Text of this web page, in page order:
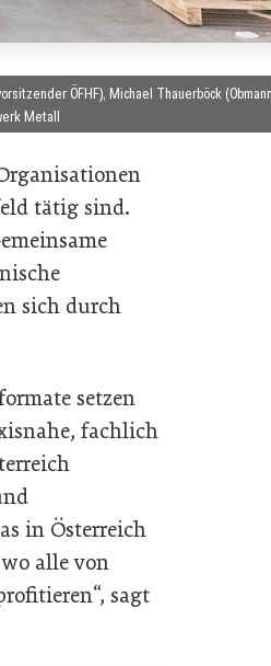
ÖFHF), Michael Thauerböck
Metall
tätig sind.
sich durch
setzen
fachlich
in Österreich
alle von
sagt